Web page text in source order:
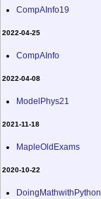
CompAInfo19
2022-04-25
CompAInfo
2022-04-08
ModelPhys21
2021-11-18
MapleOldExams
2020-10-22
DoingMathwithPython